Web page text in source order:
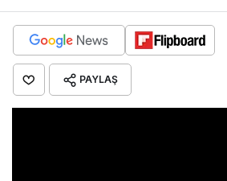
PAYLAŞ